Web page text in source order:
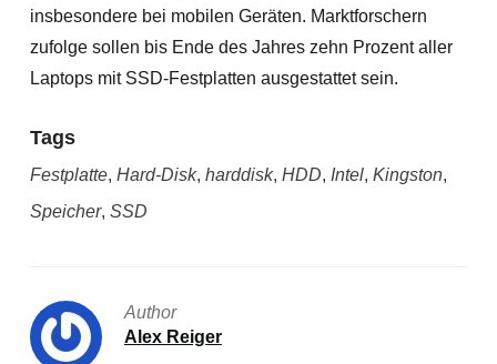
insbesondere bei mobilen Geräten. Marktforschern
zufolge sollen bis Ende des Jahres zehn Prozent aller
Laptops mit SSD-Festplatten ausgestattet sein.
Tags
Festplatte, Hard-Disk, harddisk, HDD, Intel, Kingston,
Speicher, SSD
Author
Alex Reiger